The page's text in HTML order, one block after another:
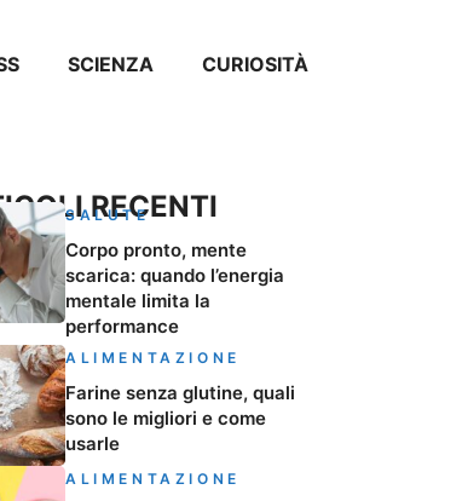
SCIENZA CURIOSITÀ
RECENTI
SALUTE
Corpo pronto, mente
scarica: quando l’energia
mentale limita la
performance
ALIMENTAZIONE
Farine senza glutine, quali
sono le migliori e come
usarle
ALIMENTAZIONE